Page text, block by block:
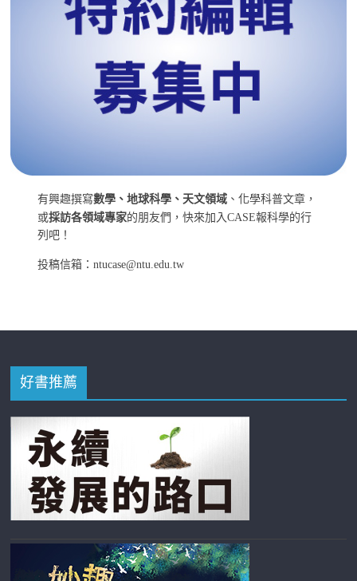
有興趣撰寫數學、地球科學、天文領域 、化學科普文章，
或採訪各領域專家的朋友們，快來加入CASE報科學的行
列吧！
投稿信箱：ntucase@ntu.edu.tw
好書推薦